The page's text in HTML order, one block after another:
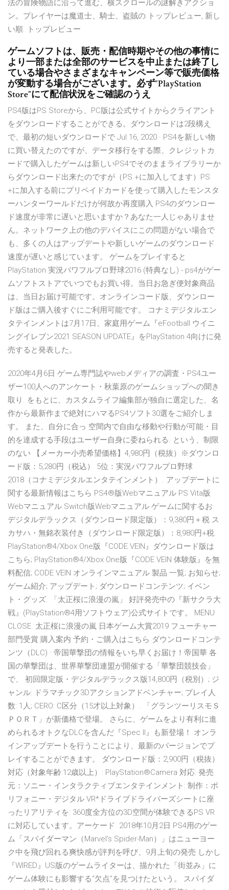
法の冒険物語に沿って進む、横スクロールの謎解きアクショ
ン。プレイヤーは魔道士、騎士、盗賊の トップレビュー, 新し
い順. トップレビュー
ゲームソフトは、販売・配信時期やその他の事情に
より一部または全部のサービスを中止または終了し
ている場合やさまざまなキャンペーン等で販売価格
が変動する場合がございます。必ず“PlayStation
Store”にて配信状況をご確認のうえ
PS4版はPS Storeから、PC版は公式サイトからクライアント
をダウンロードすることができる。ダウンロードは2段構え
で、最初の短いダウンロードで Jul 16, 2020 · PS4を新しい物
に買い替えたのですが、データ移行をする際、クレジットカ
ードで購入したゲームは新しいPS4でそのままライブラリーか
らダウンロード出来たのですが（PS +に加入してます）PS
+に加入する前にプリペイドカードを使って購入したモンスタ
ーハンターワールドだけが何故か再度購入 PS4のダウンロー
ド速度が非常に遅いと思いますか？あなた一人じゃありませ
ん。ネットワーク上の他のデバイスにこの問題がない場合で
も、多くの人はアップデートや新しいゲームのダウンロード
速度が遅いと感じています。 ゲームをプレイすると
PlayStation 実況パワフルプロ野球2016 (特典なし) - ps4がゲー
ムソフトストアでいつでもお買い得。当日お急ぎ便対象商品
は、当日お届け可能です。オンラインコード版、ダウンロー
ド版はご購入後すぐにご利用可能です。 コナミデジタルエン
タテインメントは7月17日、家庭用ゲーム『eFootball ウイニ
ングイレブン2021 SEASON UPDATE』をPlayStation 4向けに発
売すると発表した。
2020年4月6日 ゲーム専門誌やwebメディアの調査・PS4ユー
ザー100人へのアンケート・秋葉原のゲームショップへの聞き
取り. をもとに、カスタムライフ編集部が独自に選定した、名
作から最新作まで絶対にハマるPS4ソフト30選をご紹介しま
す。 また、自分に合っ 空間内で自由な移動や行動が可能・目
的を達成する手段はユーザー自身に委ねられる. という、制限
のない 【メーカー小売希望価格】4,980円（税抜）※ダウンロ
ード版：5,280円（税込） 5位：実況パワフルプロ野球
2018（コナミデジタルエンタテインメント）. アップデートに
関する最新情報はこちら PS4®版Webマニュアル PS Vita版
Webマニュアル Switch版Webマニュアル ゲームに関するお
デジタルデラックス（ダウンロード限定版）：9,380円＋税 ス
カサハ・無銘衣装付き（ダウンロード限定版）：8,980円+税.
PlayStation®4/Xbox One版『CODE VEIN』ダウンロード版は
こちら; PlayStation®4/Xbox One版『CODE VEIN 体験版』を無
料配信; CODE VEIN オンラインマニュアル 製品 一覧; お知らせ;
ゲーム紹介; アップデート; ダウンロードコンテンツ; イベン
ト・グッズ. 「太正桜に浪漫の嵐」 好評発売中の『新サクラ大
戦』(PlayStation®4用ソフトウェア)公式サイトです。 MENU
CLOSE. 太正桜に浪漫の嵐 日本ゲーム大賞2019 フューチャー
部門受賞 購入案内 予約・ご購入はこちら ダウンロードコンテ
ンツ（DLC) · 帝国華撃団の情報をいち早くお届け！帝国華 各
国の華撃団は、世界華撃団連盟が開催する「華撃団競技会」
で、 初回限定版・デジタルデラックス版14,800円（税別）; ジ
ャンル: ドラマチック3Dアクションアドベンチャー; プレイ人
数: 1人; CERO: C区分（15才以上対象）. 「グランツーリスモＳ
ＰＯＲＴ」が新価格で登場。 さらに、ゲームをより有利に進
められるオトクなDLCを含んだ『Spec II』も新登場！ オンラ
インアップデートを行うことにより、最新のバージョンでプ
レイすることができます。 ダウンロード版：2,900円（税抜）
対応（対象年齢:12歳以上）: PlayStation®Camera 対応: 発売
元：ソニー・インタラクティブエンタテインメント: 制作：ポ
リフォニー・デジタル VR*ドライブドライバーズシートに座
ったリアリティを: 360度全方位の3D空間が体験できるPS VR
に対応しています。アーケード 2018年10月2日 PS4用のゲー
ム「スパイダーマン（Marvel's Spider-Man）」はニューヨー
ク中を飛び回れる爽快感が評判を呼び、9月上旬の発売 しかし
『WIRED』US版のゲームライターは、描かれた「街並み」に
ゲーム体験にも影響する“欠点”を見つけたという。 スパイダ